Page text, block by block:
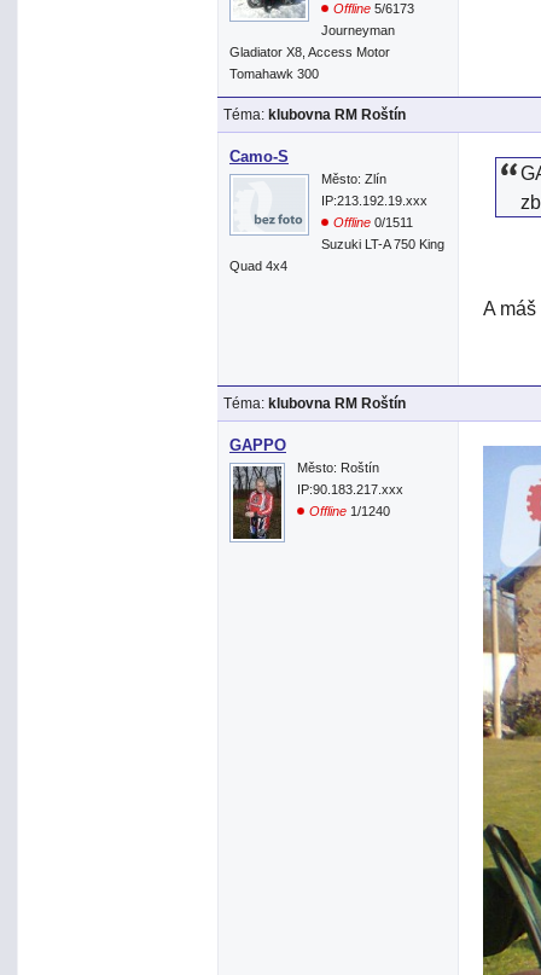
Offline 5/6173
Journeyman
Gladiator X8, Access Motor
Tomahawk 300
Téma: klubovna RM Roštín
Camo-S
Město: Zlín
IP:213.192.19.xxx
Offline 0/1511
Suzuki LT-A 750 King
Quad 4x4
A
Téma: klubovna RM Roštín
GAPPO
Město: Roštín
IP:90.183.217.xxx
Offline 1/1240